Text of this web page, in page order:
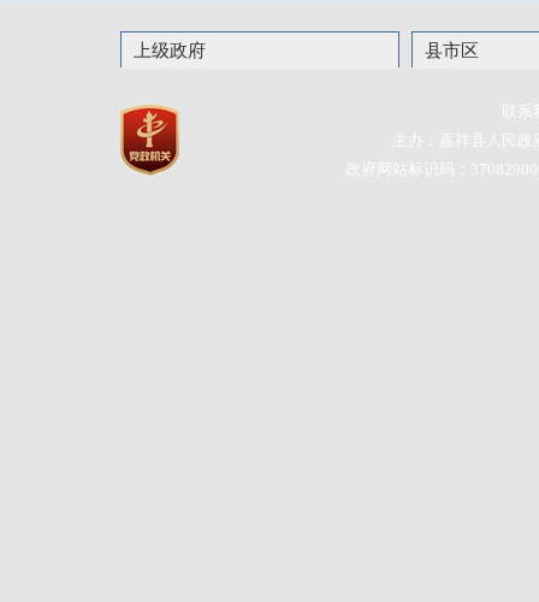
上级政府 县市区
联
主办：嘉祥县人民政
政府网站标识码：